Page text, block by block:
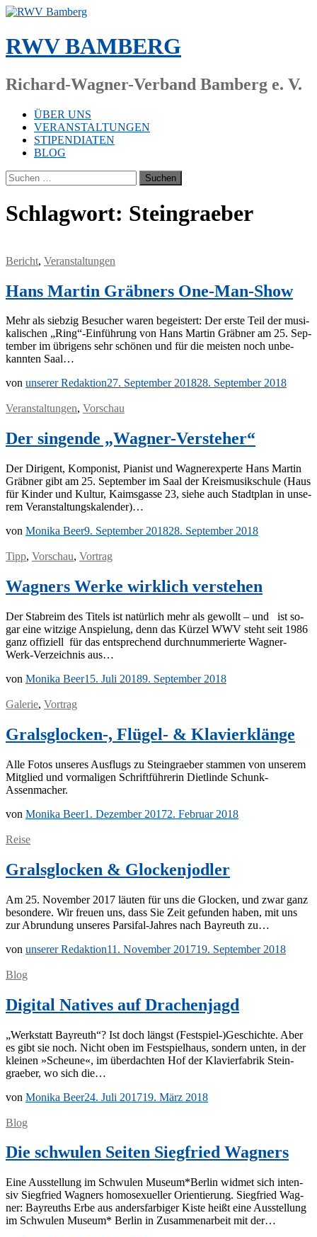
Zum
springen
RWV BAMBERG
Richard-Wagner-Verband Bamberg e. V.
ÜBER UNS
VERANSTALTUNGEN
STIPENDIATEN
BLOG
Suchen
nach:
Schlagwort: Steingraeber
Bericht, Veranstaltungen
Hans Martin Gräbners One-Man-Show
Mehr als sieb­zig Be­su­cher wa­ren be­geis­tert: Der ers­te Teil der mu­si­
ka­li­schen „Ring“-Einführung von Hans Mar­tin Gräb­ner am 25. Sep­
tem­ber im üb­ri­gens sehr schö­nen und für die meis­ten noch un­be­
kann­ten Saal…
von unserer Redaktion27. September 201828. September 2018
Veranstaltungen, Vorschau
Der singende „Wagner-Versteher“
Der Di­ri­gent, Kom­po­nist, Pia­nist und Wag­ner­ex­per­te Hans Mar­tin
Gräb­ner gibt am 25. Sep­tem­ber im Saal der Kreis­mu­sik­schu­le (Haus
für Kin­der und Kul­tur, Kaims­gas­se 23, sie­he auch Stadt­plan in un­se­
rem Veranstaltungskalender)…
von Monika Beer9. September 201828. September 2018
Tipp, Vorschau, Vortrag
Wagners Werke wirklich verstehen
Der Stab­reim des Ti­tels ist na­tür­lich mehr als ge­wollt – und ist so­
gar eine wit­zi­ge An­spie­lung, denn das Kür­zel WWV steht seit 1986
ganz of­fi­zi­ell für das ent­spre­chend durch­num­me­rier­te Wa­g­­ner-
Werk-Ver­­­zeich­­nis aus…
von Monika Beer15. Juli 20189. September 2018
Galerie, Vortrag
Gralsglocken-, Flügel- & Klavierklänge
Alle Fo­tos un­se­res Aus­flugs zu Stein­grae­ber stam­men von un­se­rem
Mit­glied und vor­ma­li­gen Schrift­füh­re­rin Diet­lin­de Schunk-
Assenmacher.
von Monika Beer1. Dezember 20172. Februar 2018
Reise
Gralsglocken & Glockenjodler
Am 25. No­vem­ber 2017 läu­ten für uns die Glo­cken, und zwar ganz
be­son­de­re. Wir freu­en uns, dass Sie Zeit ge­fun­den ha­ben, mit uns
zur Ab­run­dung un­se­res Par­­si­­fal-Jah­­res nach Bay­reuth zu…
von unserer Redaktion11. November 201719. September 2018
Blog
Digital Natives auf Drachenjagd
„Werk­statt Bay­reuth“? Ist doch längst (Festspiel-)Geschichte. Aber
es gibt sie noch. Nicht oben im Fest­spiel­haus, son­dern un­ten, in der
klei­nen »Scheu­ne«, im über­dach­ten Hof der Kla­vier­fa­brik Stein­
grae­ber, wo sich die…
von Monika Beer24. Juli 201719. März 2018
Blog
Die schwulen Seiten Siegfried Wagners
Eine Aus­stel­lung im Schwu­len Museum*Berlin wid­met sich in­ten­
siv Sieg­fried Wag­ners ho­mo­se­xu­el­ler Ori­en­tie­rung. Sieg­fried Wag­
ner: Bay­reuths Erbe aus an­ders­far­bi­ger Kis­te heißt eine Aus­stel­lung
im Schwu­len Mu­se­um* Ber­lin in Zu­sam­men­ar­beit mit der…